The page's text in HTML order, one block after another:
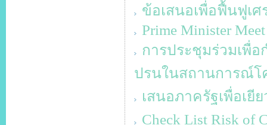
ข้อเสนอเพื่อฟื้นฟูเศ
Prime Minister
การประชุมร่วมเพื่
ปรนในสถานการณ์โ
เสนอภาครัฐเพื่อเยี
Check List Risk